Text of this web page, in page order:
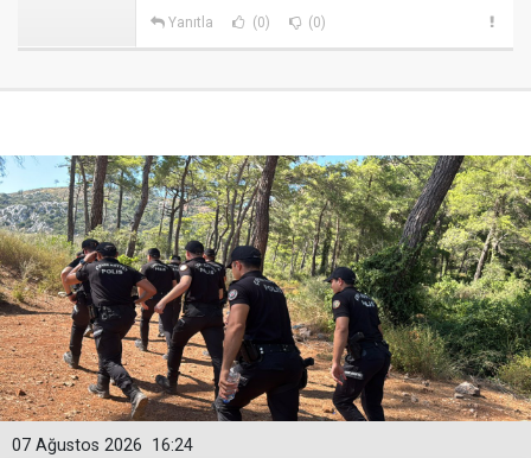
Yanıtla (0) (0)
16:24
07 Ağustos 2026